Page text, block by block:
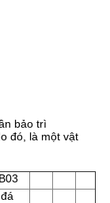
bảo trì
đó, là một vật